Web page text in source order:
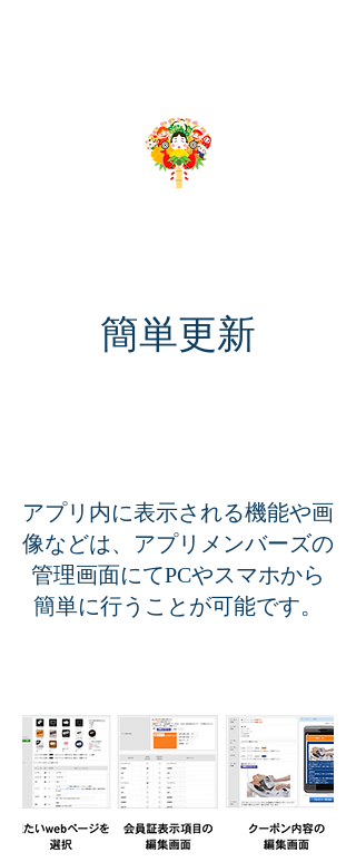
簡単更新
アプリ内に表示される機能や画
像などは、アプリメンバーズの
管理画面にてPCやスマホから
簡単に行うことが可能です。